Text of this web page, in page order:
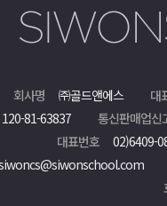
회사명 ㈜골드앤에스
대
120-81-63837
통신판매업신
대표번호
02)6409-